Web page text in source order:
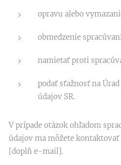
opravu alebo
obmedzenie
namietať proti
podať sťažnosť na
údajov SR.
V prípade otázok ohľadom
údajov ma môžete
[doplň e-mail].